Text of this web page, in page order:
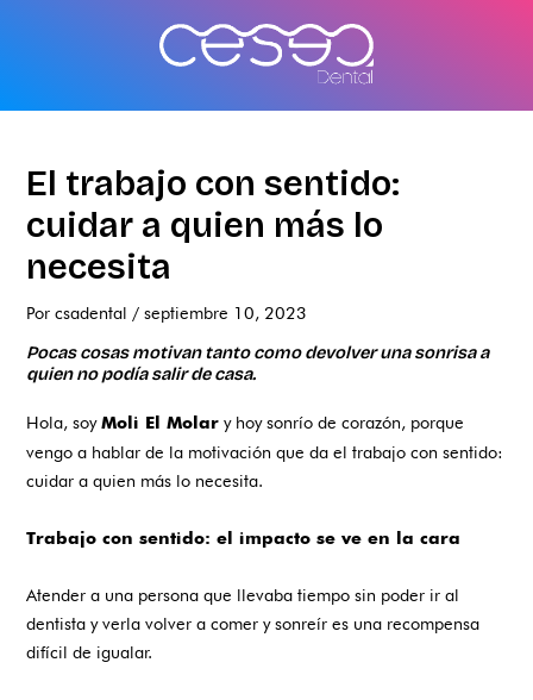
El trabajo con sentido:
cuidar a quien más lo
necesita
Porcsadental /septiembre 10, 2023
Pocas cosas motivan tanto como devolver una sonrisa a
quien no podía salir de casa.
Hola, soyMoli El Molar y hoy sonrío de corazón, porque
vengo a hablar de la motivación que da el trabajo con sentido:
cuidar a quien más lo necesita.
Trabajo con sentido: el impacto se ve en la cara
Atender a una persona que llevaba tiempo sin poder ir al
dentista y verla volver a comer y sonreír es una recompensa
difícil de igualar.